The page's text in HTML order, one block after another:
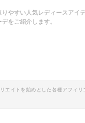
やすい人気レディースアイ
をご紹介します。
イトを始めとした各種アフィ